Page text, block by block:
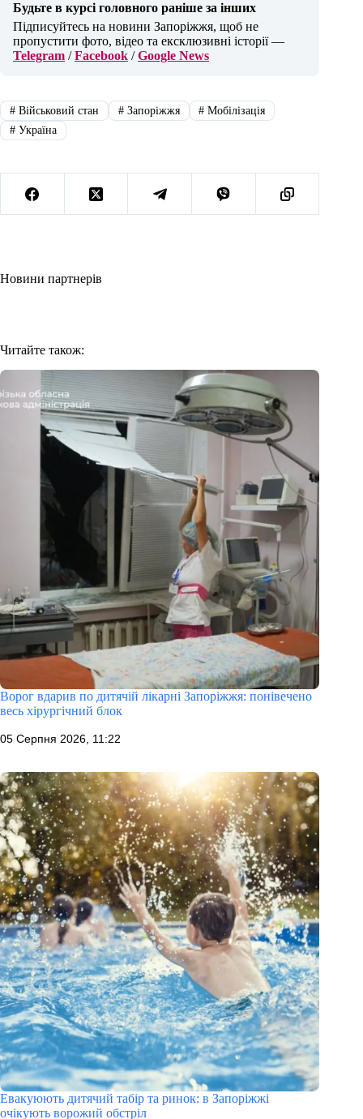
Будьте в курсі головного раніше за інших
Підписуйтесь на новини Запоріжжя, щоб не
пропустити фото, відео та ексклюзивні історії —
Telegram /Facebook /Google News
#Військовий стан #Запоріжжя # Мобілізація
#Україна
Новини партнерів
Читайте також:
Ворог вдарив по дитячій лікарні Запоріжжя: понівечено
весь хірургічний блок
05 Серпня 2026, 11:22
Евакуюють дитячий табір та ринок: в Запоріжжі
очікують ворожий обстріл